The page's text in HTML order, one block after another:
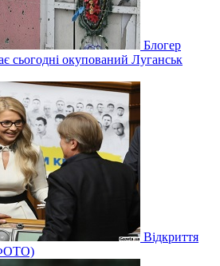
Блогер
сьогодні окупований Луганськ
Відкриття